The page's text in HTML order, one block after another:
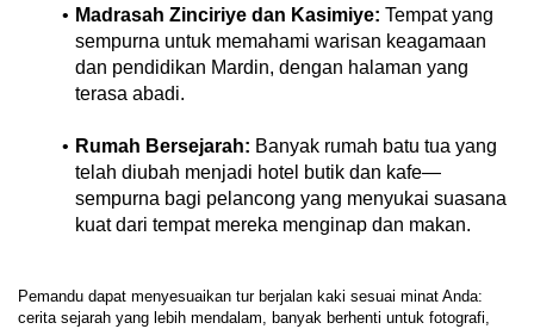
Madrasah Zinciriye dan Kasimiye: Tempat yang
sempurna untuk memahami warisan keagamaan
dan pendidikan Mardin, dengan halaman yang
terasa abadi.
Rumah Bersejarah: Banyak rumah batu tua yang
telah diubah menjadi hotel butik dan kafe—
sempurna bagi pelancong yang menyukai suasana
kuat dari tempat mereka menginap dan makan.
Pemandu dapat menyesuaikan tur berjalan kaki sesuai minat Anda:
cerita sejarah yang lebih mendalam, banyak berhenti untuk fotografi,